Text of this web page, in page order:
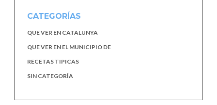
CATEGORÍAS
QUE VER EN CATALUNYA
QUE VER EN EL MUNICIPIO DE
RECETAS TIPICAS
SIN CATEGORÍA